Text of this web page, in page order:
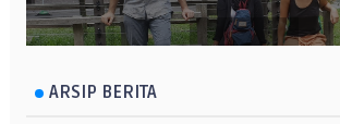
ARSIP BERITA